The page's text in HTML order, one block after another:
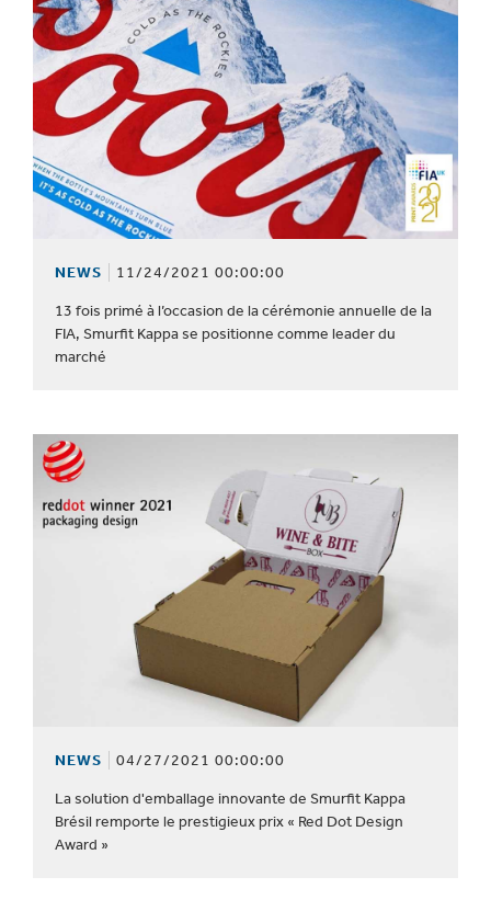
NEWS 11/24/2021 00:00:00
13 fois primé à l’occasion de la cérémonie annuelle de la
FIA, Smurfit Kappa se positionne comme leader du
marché
NEWS 04/27/2021 00:00:00
La solution d'emballage innovante de Smurfit Kappa
Brésil remporte le prestigieux prix « Red Dot Design
Award »